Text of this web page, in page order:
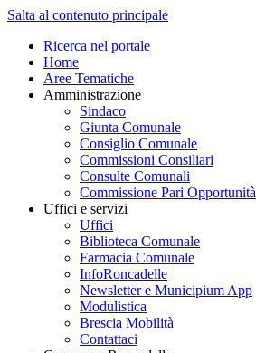
Salta al contenuto principale
Ricerca nel portale
Home
Aree Tematiche
Amministrazione
Sindaco
Giunta Comunale
Consiglio Comunale
Commissioni Consiliari
Consulte Comunali
Commissione Pari Opportunità
Uffici e servizi
Uffici
Biblioteca Comunale
Farmacia Comunale
InfoRoncadelle
Newsletter e Municipium App
Modulistica
Brescia Mobilità
Contattaci